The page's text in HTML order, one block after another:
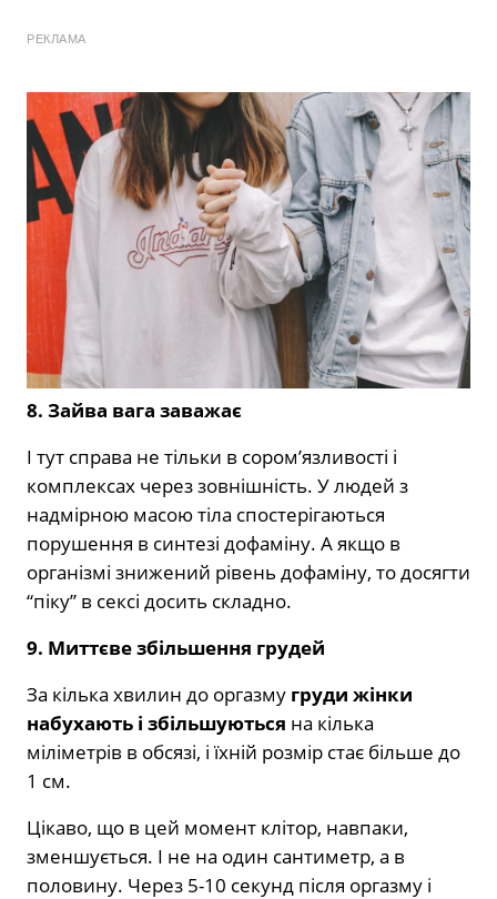
РЕКЛАМА
8. Зайва вага заважає
І тут справа не тільки в сором’язливості і
комплексах через зовнішність. У людей з
надмірною масою тіла спостерігаються
порушення в синтезі дофаміну. А якщо в
організмі знижений рівень дофаміну, то досягти
“піку” в сексі досить складно.
9. Миттєве збільшення грудей
За кілька хвилин до оргазму груди жінки
набухають і збільшуються на кілька
міліметрів в обсязі, і їхній розмір стає більше до
1 см.
Цікаво, що в цей момент клітор, навпаки,
зменшується. І не на один сантиметр, а в
половину. Через 5-10 секунд після оргазму і